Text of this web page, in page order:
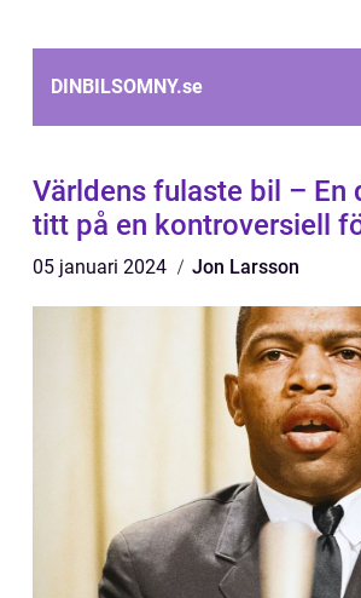
DINBILSOMNY.se
Världens fulaste bil – En
titt på en kontroversiell
05 januari 2024 Jon Larsson